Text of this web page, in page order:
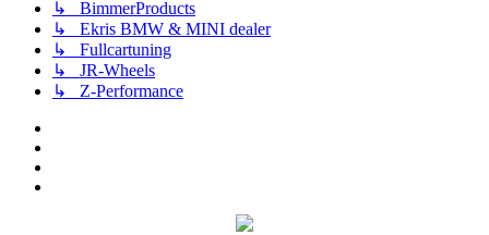
↳ BimmerProducts
↳ Ekris BMW & MINI dealer
↳ Fullcartuning
↳ JR-Wheels
↳ Z-Performance